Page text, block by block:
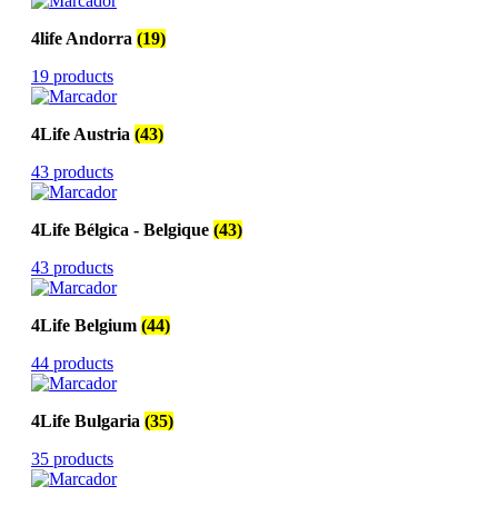
4life Andorra (19)
19 products
4Life Austria (43)
43 products
4Life Bélgica - Belgique (43)
43 products
4Life Belgium (44)
44 products
4Life Bulgaria (35)
35 products